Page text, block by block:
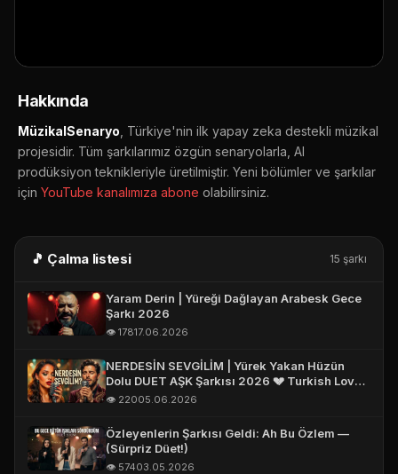
Hakkında
MüzikalSenaryo , Türkiye'nin ilk yapay zeka destekli müzikal
projesidir. Tüm şarkılarımız özgün senaryolarla, AI
prodüksiyon teknikleriyle üretilmiştir. Yeni bölümler ve şarkılar
için YouTube kanalımıza abone olabilirsiniz.
🎵 Çalma listesi 15 şarkı
Yaram Derin | Yüreği Dağlayan Arabesk Gece
Şarkı 2026
👁️ 17817.06.2026
NERDESİN SEVGİLİM | Yürek Yakan Hüzün
Dolu DUET AŞK Şarkısı 2026 💔 Turkish Love
Song 2026 #aşk
👁️ 22005.06.2026
Özleyenlerin Şarkısı Geldi: Ah Bu Özlem —
(Sürpriz Düet!)
👁️ 57403.05.2026
TELEFON (WHATSAPP OLABILIR) *